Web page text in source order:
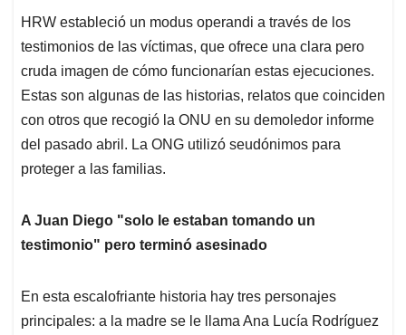
HRW estableció un modus operandi a través de los
testimonios de las víctimas, que ofrece una clara pero
cruda imagen de cómo funcionarían estas ejecuciones.
Estas son algunas de las historias, relatos que coinciden
con otros que recogió la ONU en su demoledor informe
del pasado abril. La ONG utilizó seudónimos para
proteger a las familias.
A Juan Diego "solo le estaban tomando un
testimonio" pero terminó asesinado
En esta escalofriante historia hay tres personajes
principales: a la madre se le llama Ana Lucía Rodríguez